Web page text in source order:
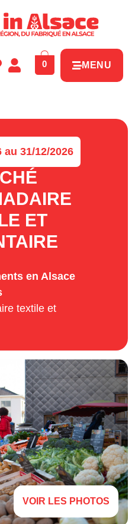
0 MENU
au 31/12/2026
ET
en Alsace
textile et
VOIR LES PHOTOS